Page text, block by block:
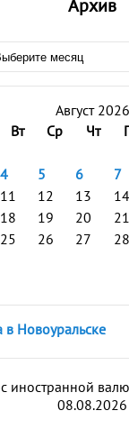
Архив
Август 2026
Вт Ср Чт
4 5 6 7
11 12 13 14
18 19 20 21
25 26 27 28
в Новоуральске
иностранной
08.08.2026